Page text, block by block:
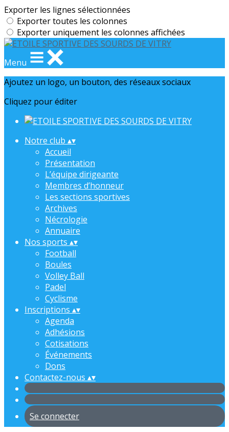
Exporter les lignes sélectionnées
Exporter toutes les colonnes
Exporter uniquement les colonnes affichées
Menu
Ajoutez un logo, un bouton, des réseaux sociaux
Cliquez pour éditer
Notre club ▴▾
Accueil
Présentation
L’équipe dirigeante
Membres d’honneur
Les sections sportives
Archives
Nécrologie
Annuaire
Nos sports ▴▾
Football
Boules
Volley Ball
Padel
Cyclisme
Inscriptions ▴▾
Agenda
Adhésions
Cotisations
Événements
Dons
Contactez-nous ▴▾
Se connecter